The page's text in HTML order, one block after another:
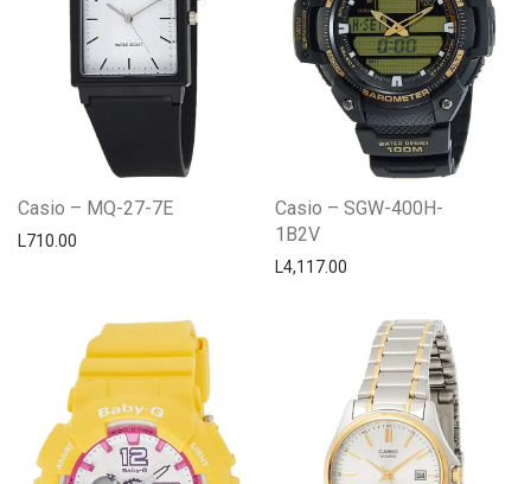
Casio – MQ-27-7E
L710.00
Casio – SGW-400H-
1B2V
L4,117.00